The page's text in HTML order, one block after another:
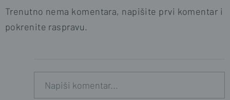
Trenutno nema komentara, napišite prvi komentar i
pokrenite raspravu.